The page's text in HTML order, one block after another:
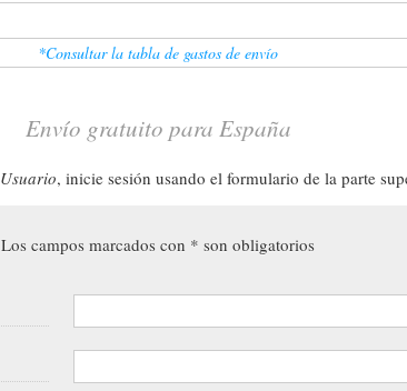
*Consultar la tabla de gastos de envío
Envío gratuito para España
Usuario, inicie sesión usando el formulario de la parte
Los campos marcados con * son obligatorios